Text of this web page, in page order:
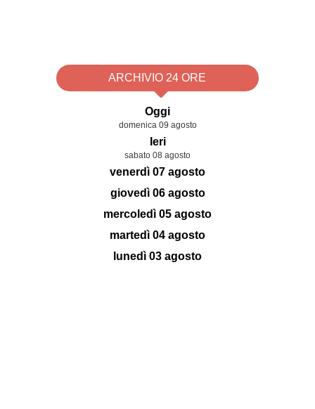
ARCHIVIO 24 ORE
Oggi
domenica 09 agosto
Ieri
sabato 08 agosto
venerdì 07 agosto
giovedì 06 agosto
mercoledì 05 agosto
martedì 04 agosto
lunedì 03 agosto